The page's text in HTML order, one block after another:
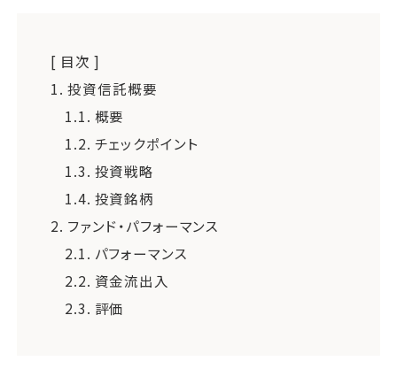
[ 目次 ]
1. 投資信託概要
1.1. 概要
1.2. チェックポイント
1.3. 投資戦略
1.4. 投資銘柄
2. ファンド・パフォーマンス
2.1. パフォーマンス
2.2. 資金流出入
2.3. 評価